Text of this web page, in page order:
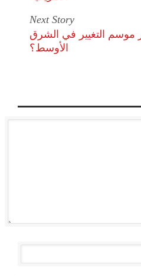
Next Story
موسم التغيير في الشرق
الأوسط؟